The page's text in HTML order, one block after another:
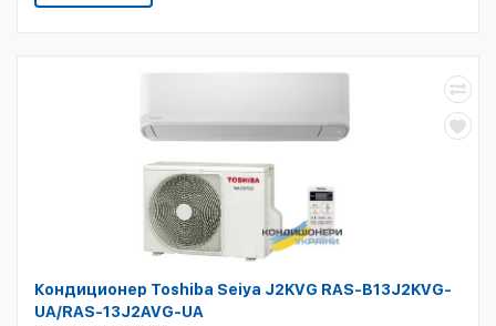
Кондиционер Toshiba Seiya J2KVG RAS-B13J2KVG-
UA/RAS-13J2AVG-UA